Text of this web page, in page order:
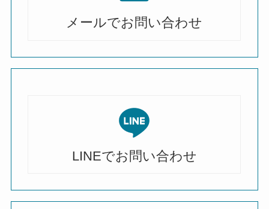
メールでお問い合わせ
LINEでお問い合わせ